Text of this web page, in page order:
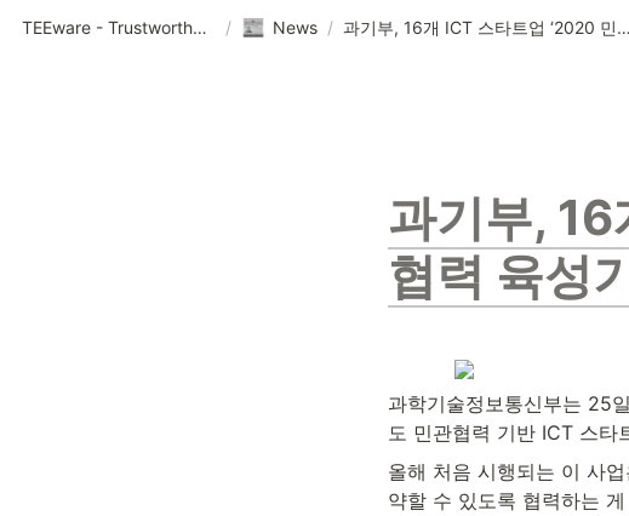
TEEware - Trustworthy Security Solution Provider / News / 과기부, 16개 ICT 스타트업 ‘2020 민관협력 육성기업’ 선정
과기부,
협력 육성
과학기술정보통신부는 25
도 민관협력 기반 ICT 스타
올해 처음 시행되는 이 사
약할 수 있도록 협력하는